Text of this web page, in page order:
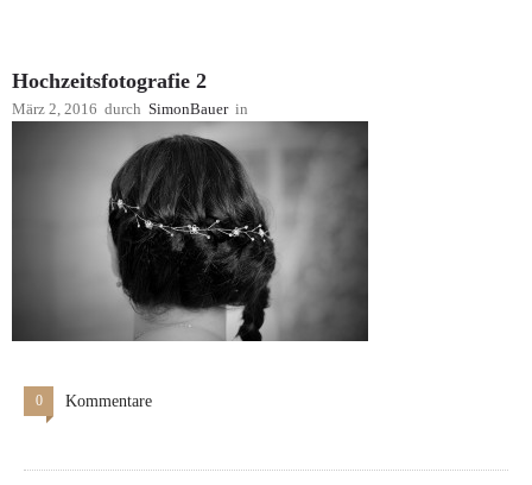
Hochzeitsfotografie 2
März 2, 2016 durch SimonBauer in
0 Kommentare